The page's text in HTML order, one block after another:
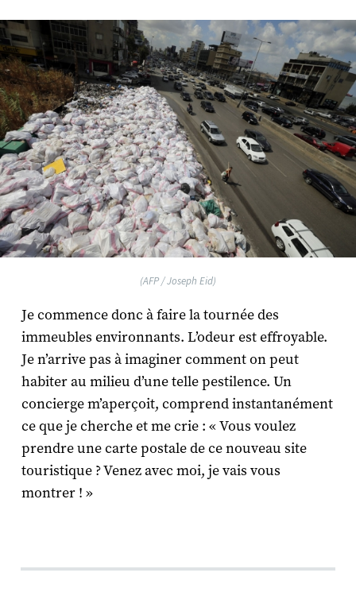
(AFP / Joseph Eid)
Je commence donc à faire la tournée des
immeubles environnants. L’odeur est effroyable.
Je n’arrive pas à imaginer comment on peut
habiter au milieu d’une telle pestilence. Un
concierge m’aperçoit, comprend instantanément
ce que je cherche et me crie : « Vous voulez
prendre une carte postale de ce nouveau site
touristique ? Venez avec moi, je vais vous
montrer ! »